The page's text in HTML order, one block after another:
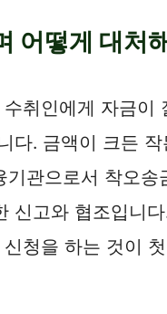
어떻게 대처
취인에게 자금
. 금액이 크든
관으로서 착오
고와 협조입니
청을 하는 것이